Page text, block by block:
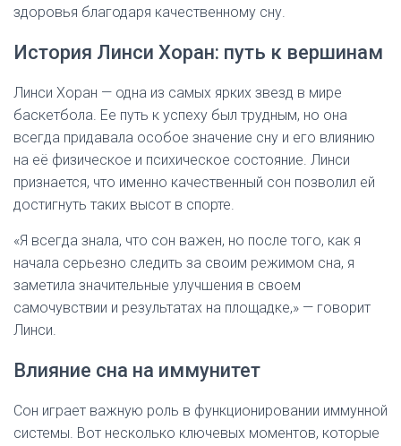
здоровья благодаря качественному сну.
История Линси Хоран: путь к вершинам
Линси Хоран — одна из самых ярких звезд в мире
баскетбола. Ее путь к успеху был трудным, но она
всегда придавала особое значение сну и его влиянию
на её физическое и психическое состояние. Линси
признается, что именно качественный сон позволил ей
достигнуть таких высот в спорте.
«Я всегда знала, что сон важен, но после того, как я
начала серьезно следить за своим режимом сна, я
заметила значительные улучшения в своем
самочувствии и результатах на площадке,» — говорит
Линси.
Влияние сна на иммунитет
Сон играет важную роль в функционировании иммунной
системы. Вот несколько ключевых моментов, которые